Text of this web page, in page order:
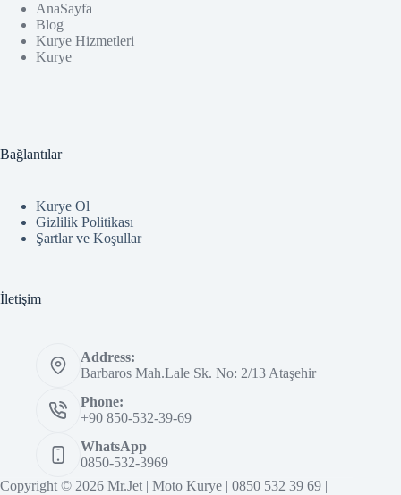
AnaSayfa
Blog
Kurye Hizmetleri
Kurye
Bağlantılar
Kurye Ol
Gizlilik Politikası
Şartlar ve Koşullar
İletişim
Address:
Barbaros Mah.Lale Sk. No: 2/13 Ataşehir
Phone:
+90 850-532-39-69
WhatsApp
0850-532-3969
Copyright © 2026 Mr.Jet | Moto Kurye | 0850 532 39 69 |